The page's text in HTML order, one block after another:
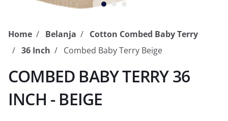
Home Belanja
Cotton Combed Baby Terry
36 Inch
Combed Baby Terry Beige
COMBED BABY TERRY 36
INCH - BEIGE